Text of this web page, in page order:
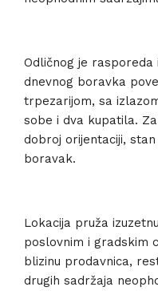
Odličnog je
dnevnog boravka
trpezarijom, sa
sobe i dva kupatila.
dobroj orijentaciji,
boravak.
Lokacija pruža
poslovnim i gradskim
blizinu prodavnica,
drugih sadržaja